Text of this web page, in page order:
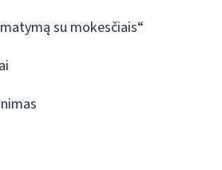
su mokesčiais“